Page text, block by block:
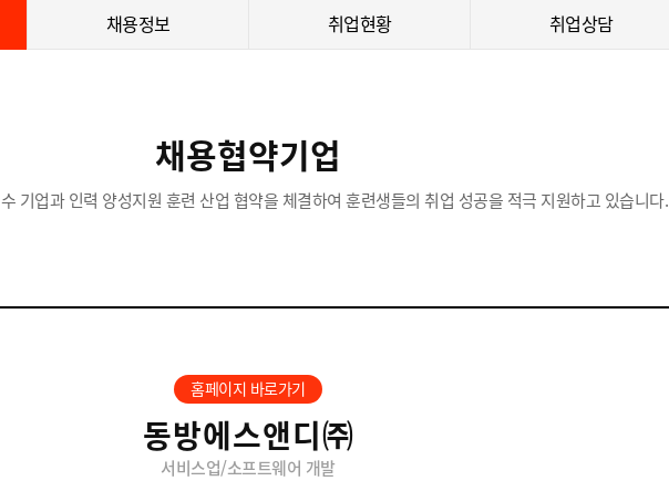
채용정보 취업현황 취업상담
채용협약기업
기업과 인력 양성지원 훈련 산업 협약을 체결하여 훈련생들의 취업 성공을 적극 지원하고 있습니다.
홈페이지 바로가기
동방에스앤디㈜
서비스업/소프트웨어 개발